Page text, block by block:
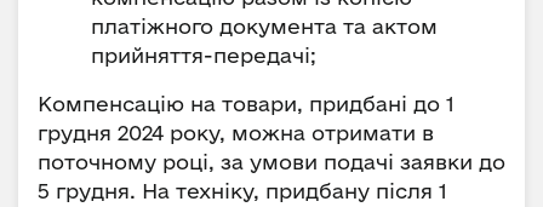
платіжного документа та актом
прийняття-передачі;
Компенсацію на товари, придбані до 1
грудня 2024 року, можна отримати в
поточному році, за умови подачі заявки до
5 грудня. На техніку, придбану після 1